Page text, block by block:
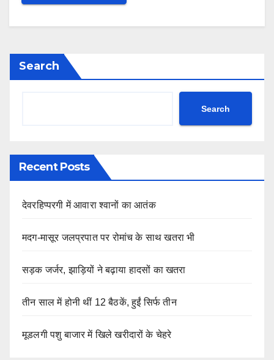
Search
Search
Recent Posts
देवरहिप्परगी में आवारा श्वानों का आतंक
मदग-मासूर जलप्रपात पर रोमांच के साथ खतरा भी
सड़क जर्जर, झाड़ियों ने बढ़ाया हादसों का खतरा
तीन साल में होनी थीं 12 बैठकें, हुईं सिर्फ तीन
मूडलगी पशु बाजार में खिले खरीदारों के चेहरे